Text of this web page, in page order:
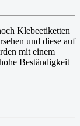
Klebeetiketten
und diese auf
mit einem
Beständigkeit